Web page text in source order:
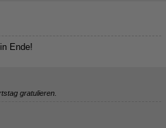
Ende!
gratulieren.